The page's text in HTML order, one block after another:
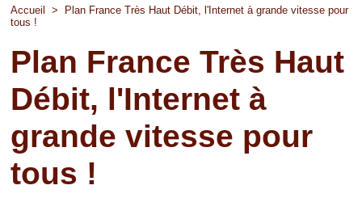
Accueil
Vie pratique
Vos professionnels
Loisirs
Accueil >
Plan France Très Haut Débit, l'Internet à grande vitesse pour
tous !
Plan France Très Haut
Débit, l'Internet à
grande vitesse pour
tous !